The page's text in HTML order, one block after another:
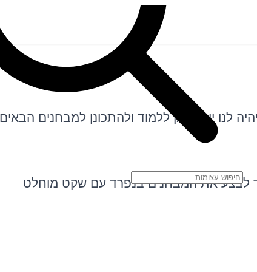
לנו יותר זמן ללמוד ולהתכונן למבחנים הבאים
לבצע את המבחנים בנפרד עם שקט מוחלט